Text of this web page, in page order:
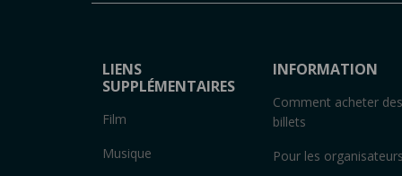
LIENS
SUPPLÉMENTAIRES
Film
Musique
INFORMATION
Comment acheter des
billets
Pour les organisateurs